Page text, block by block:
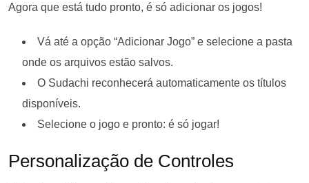
Agora que está tudo pronto, é só adicionar os jogos!
Vá até a opção “Adicionar Jogo” e selecione a pasta
onde os arquivos estão salvos.
O Sudachi reconhecerá automaticamente os títulos
disponíveis.
Selecione o jogo e pronto: é só jogar!
Personalização de Controles